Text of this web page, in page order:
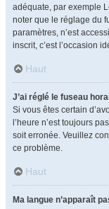
adéquate, par exemple
noter que le réglage du
paramètres, n’est
inscrit, c’est l’occasion
Haut
J’ai réglé le fuseau
Si vous êtes certain
l’heure n’est toujours
soit erronée. Veuillez
ce problème.
Haut
Ma langue n’apparaît